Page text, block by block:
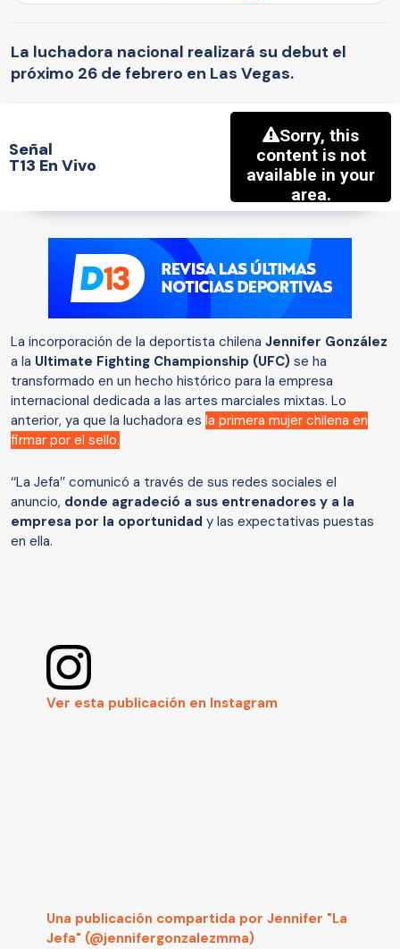
La luchadora nacional realizará su debut el
próximo 26 de febrero en Las Vegas.
Señal
T13 En Vivo
La incorporación de la deportista chilena Jennifer González
a la Ultimate Fighting Championship (UFC) se ha
transformado en un hecho histórico para la empresa
internacional dedicada a las artes marciales mixtas. Lo
anterior, ya que la luchadora es la primera mujer chilena en
firmar por el sello.
‘‘La Jefa’’ comunicó a través de sus redes sociales el
anuncio, donde agradeció a sus entrenadores y a la
empresa por la oportunidad y las expectativas puestas
en ella.
Ver esta publicación en Instagram
Una publicación compartida por Jennifer "La
Jefa" (@jennifergonzalezmma)